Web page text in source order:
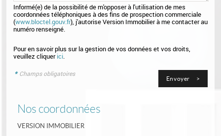
Informé(e) de la possibilité de m'opposer à l'utilisation de mes
coordonnées téléphoniques à des fins de prospection commerciale
(www.bloctel.gouv.fr), j'autorise Version Immobilier à me contacter au
numéro renseigné.
Pour en savoir plus sur la gestion de vos données et vos droits,
veuillez cliquerici.
* Champs obligatoires
Nos coordonnées
VERSION IMMOBILIER